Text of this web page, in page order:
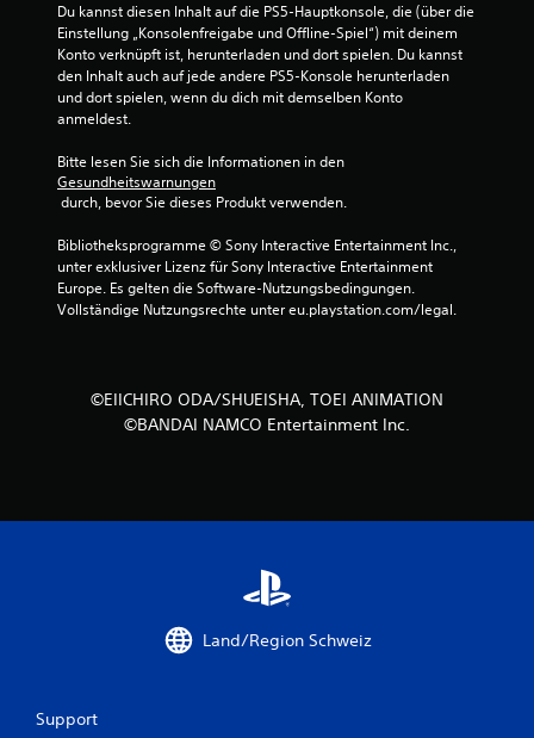
r
t
e
Du kannst diesen Inhalt auf die PS5-Hauptkonsole, die (über die
Einstellung „Konsolenfreigabe und Offline-Spiel“) mit deinem
Konto verknüpft ist, herunterladen und dort spielen. Du kannst
den Inhalt auch auf jede andere PS5-Konsole herunterladen
und dort spielen, wenn du dich mit demselben Konto
anmeldest.
Bitte lesen Sie sich die Informationen in den
Gesundheitswarnungen
durch, bevor Sie dieses Produkt verwenden.
Bibliotheksprogramme © Sony Interactive Entertainment Inc.,
unter exklusiver Lizenz für Sony Interactive Entertainment
Europe. Es gelten die Software-Nutzungsbedingungen.
Vollständige Nutzungsrechte unter eu.playstation.com/legal.
©EIICHIRO ODA/SHUEISHA, TOEI ANIMATION
©BANDAI NAMCO Entertainment Inc.
Land/Region Schweiz
Support